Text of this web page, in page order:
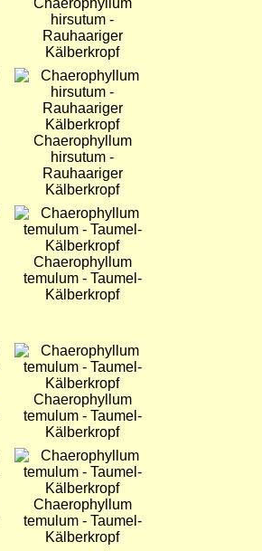
Chaerophyllum
hirsutum -
Rauhaariger
Kälberkropf
Bild
Chaerophyllum
hirsutum -
Rauhaariger
Kälberkropf
Bild
Chaerophyllum
temulum - Taumel-
Kälberkropf
Bild
Chaerophyllum
temulum - Taumel-
Kälberkropf
Bild
Chaerophyllum
temulum - Taumel-
Kälberkropf